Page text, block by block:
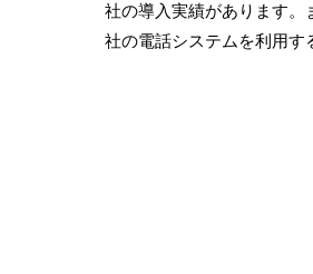
社の導入実績があります。
社の電話システムを利用す